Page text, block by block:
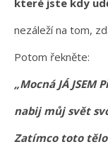
nezáleží na tom,
Potom řekněte:
„Mocná JÁ JSEM
nabij můj svět
Zatímco toto tělo